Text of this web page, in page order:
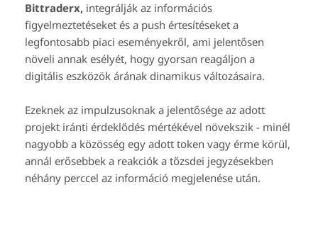
Bittraderx, integrálják az információs
figyelmeztetéseket és a push értesítéseket a
legfontosabb piaci eseményekről, ami jelentősen
növeli annak esélyét, hogy gyorsan reagáljon a
digitális eszközök árának dinamikus változásaira.
Ezeknek az impulzusoknak a jelentősége az adott
projekt iránti érdeklődés mértékével növekszik - minél
nagyobb a közösség egy adott token vagy érme körül,
annál erősebbek a reakciók a tőzsdei jegyzésekben
néhány perccel az információ megjelenése után.